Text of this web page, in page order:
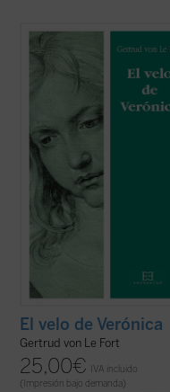
Centrada en Roma poco antes de la
El velo de
hacia la conversión al catolicismo de una
joven alemana, Verónica, que narra en
primera persona lo sucedido. En la obra, ...
El velo de Verónica
Gertrud von Le Fort
25,00€ IVA incluido
(Impresión bajo demanda)